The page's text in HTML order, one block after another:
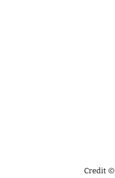
Credit ©